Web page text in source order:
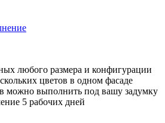
любого размера и конфигурации
цветов в одном фасаде
можно выполнить под вашу задумку
5 рабочих дней